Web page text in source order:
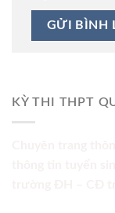
KỲ THI THPT